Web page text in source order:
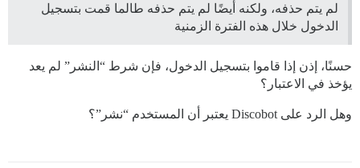
لم يتم حذفه، ولكنه أيضًا لم يتم حذفه طالما قمت بتسجيل
الدخول خلال هذه الفترة الزمنية
حسنًا، إذن إذا قاموا بتسجيل الدخول، فإن شرط “النشر” لم يعد
يؤخذ في الاعتبار؟
وهل الرد على Discobot يعتبر أن المستخدم “نشر”؟